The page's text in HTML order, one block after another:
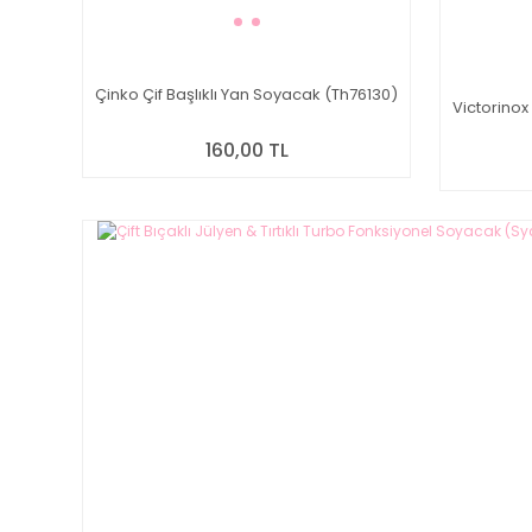
Çinko Çif Başlıklı Yan Soyacak (Th76130)
160,00 TL
Victorinox